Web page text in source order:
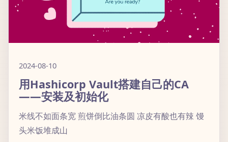
2024-08-10
用Hashicorp Vault搭建自己的CA
——安装及初始化
米线不如面条宽 煎饼倒比油条圆 凉皮有酸也有辣 馒
头米饭堆成山